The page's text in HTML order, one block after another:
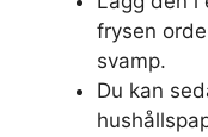
frysen
svamp.
Du kan